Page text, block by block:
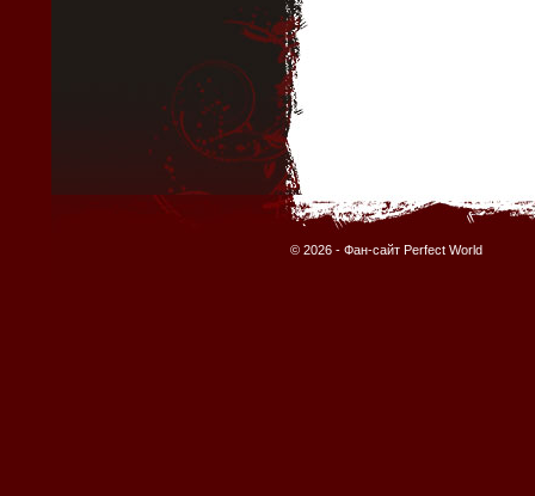
© 2026 - Фан-сайт Perfect World